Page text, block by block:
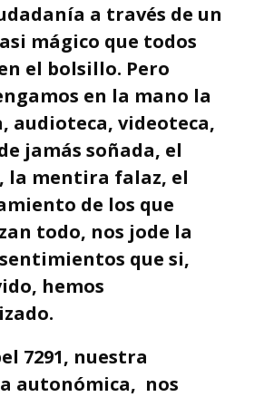
a través de un
mágico que todos
el bolsillo. Pero
en la mano la
audioteca, videoteca,
jamás soñada, el
la mentira falaz, el
de los que
todo, nos jode la
que si,
hemos
7291, nuestra
autonómica, nos